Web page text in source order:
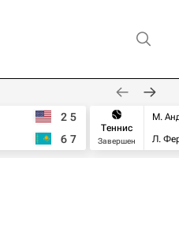
2 5
6 7
Теннис
Завершен
М.
Л.